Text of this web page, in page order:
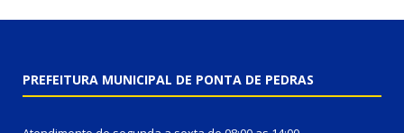
PREFEITURA MUNICIPAL DE PONTA DE PEDRAS